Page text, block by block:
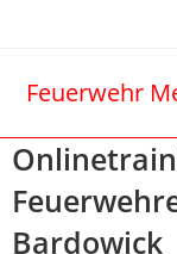
Feuerwehr
Bardowick